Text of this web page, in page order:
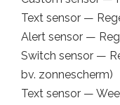
Text sensor —
Alert sensor —
Switch sensor —
bv. zonnescherm)
Text sensor —